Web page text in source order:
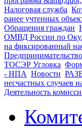
Налоговая служба
ранее учтенных
Обращения граждан
ОМВД России по
на фиксированный
Предпринимательство
ТОСЭР Угловка
- НПА Новости
несчастных случаев
Деятельность